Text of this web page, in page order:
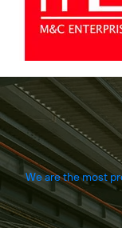
We are the most